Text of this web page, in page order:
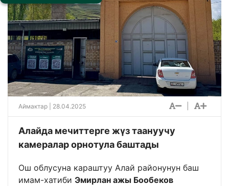
Аймактар | 28.04.2025
Алайда мечиттерге жүз таануучу
камералар орнотула баштады
Ош облусуна караштуу Алай районунун баш
имам-хатиби Эмирлан ажы Бообеков